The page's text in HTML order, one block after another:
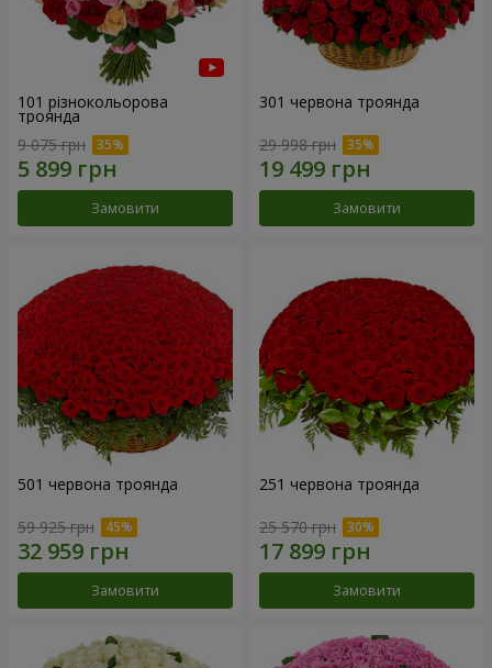
101 різнокольорова
троянда
9 075 грн
Замовити
301 червона троянда
29 998 грн
Замовити
501 червона троянда
59 925 грн
Замовити
251 червона троянда
25 570 грн
Замовити